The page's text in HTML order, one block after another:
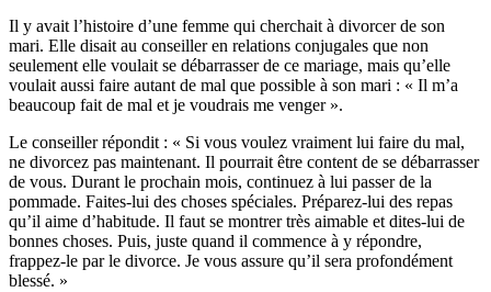
Il y avait l’histoire d’une femme qui cherchait à divorcer de son
mari. Elle disait au conseiller en relations conjugales que non
seulement elle voulait se débarrasser de ce mariage, mais qu’elle
voulait aussi faire autant de mal que possible à son mari : « Il m’a
beaucoup fait de mal et je voudrais me venger ».
Le conseiller répondit : « Si vous voulez vraiment lui faire du mal,
ne divorcez pas maintenant. Il pourrait être content de se débarrasser
de vous. Durant le prochain mois, continuez à lui passer de la
pommade. Faites-lui des choses spéciales. Préparez-lui des repas
qu’il aime d’habitude. Il faut se montrer très aimable et dites-lui de
bonnes choses. Puis, juste quand il commence à y répondre,
frappez-le par le divorce. Je vous assure qu’il sera profondément
blessé. »